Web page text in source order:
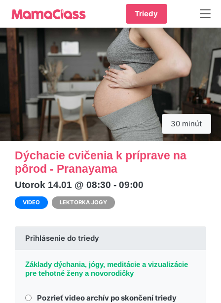
Triedy
30 minút
Dýchacie cvičenia k príprave na
pôrod - Pranayama
Utorok 14.01 @ 08:30 - 09:00
VIDEO LEKTORKA JOGY
Prihlásenie do triedy
Základy dýchania, jógy, meditácie a vizualizácie
pre tehotné ženy a novorodičky
Pozrieť video archív po skončení triedy